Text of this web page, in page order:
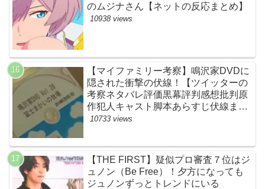
のムジナさん【ネットの反応まとめ】
10938 views
【マイファミリー考察】鳴沢家DVDに
隠された衝撃の伏線！【ツイッターの
考察ネタバレ評価黒幕評判感想批判原
作犯人キャスト脚本あらすじ伏線まと
め】
10733 views
【THE FIRST】疑似プロ審査７位はジ
ュノン（Be Free）！夕方になっても
ジュノンずっとトレンドにいる